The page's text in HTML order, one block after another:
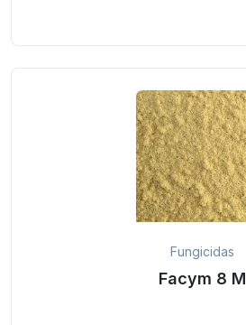
Fungicidas
Facym 8 M